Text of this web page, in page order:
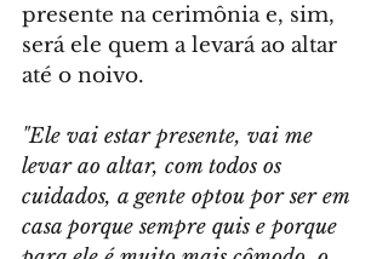
presente na cerimônia e, sim,
será ele quem a levará ao altar
até o noivo.
"Ele vai estar presente, vai me
levar ao altar, com todos os
cuidados, a gente optou por ser em
casa porque sempre quis e porque